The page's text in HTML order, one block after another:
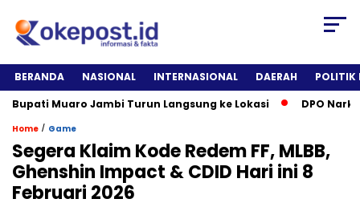
BERANDA NASIONAL INTERNASIONAL DAERAH
POLITIK
Muaro Jambi Turun Langsung ke Lokasi
DPO
Home / Game
Segera Klaim Kode Redem FF, MLBB,
Ghenshin Impact & CDID Hari ini 8
Februari 2026